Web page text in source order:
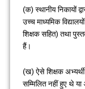
(क) स्थानीय निकायों
उच्च माध्यमिक
शिक्षक सहित) तथा
हैं।
(ख) ऐसे शिक्षक अभ्यर्थी
सम्मिलित नहीं हुए थे